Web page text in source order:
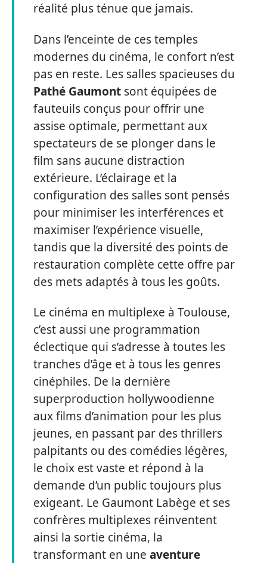
réalité plus ténue que jamais.
Dans l’enceinte de ces temples
modernes du cinéma, le confort n’est
pas en reste. Les salles spacieuses du
Pathé Gaumont sont équipées de
fauteuils conçus pour offrir une
assise optimale, permettant aux
spectateurs de se plonger dans le
film sans aucune distraction
extérieure. L’éclairage et la
configuration des salles sont pensés
pour minimiser les interférences et
maximiser l’expérience visuelle,
tandis que la diversité des points de
restauration complète cette offre par
des mets adaptés à tous les goûts.
Le cinéma en multiplexe à Toulouse,
c’est aussi une programmation
éclectique qui s’adresse à toutes les
tranches d’âge et à tous les genres
cinéphiles. De la dernière
superproduction hollywoodienne
aux films d’animation pour les plus
jeunes, en passant par des thrillers
palpitants ou des comédies légères,
le choix est vaste et répond à la
demande d’un public toujours plus
exigeant. Le Gaumont Labège et ses
confrères multiplexes réinventent
ainsi la sortie cinéma, la
transformant en une aventure